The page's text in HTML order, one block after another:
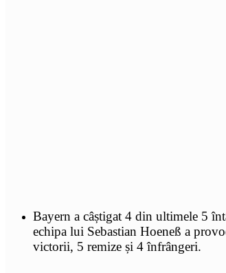
Bayern a câștigat 4 din ultimele 5
echipa lui Sebastian Hoeneß a
victorii, 5 remize și 4 înfrângeri.